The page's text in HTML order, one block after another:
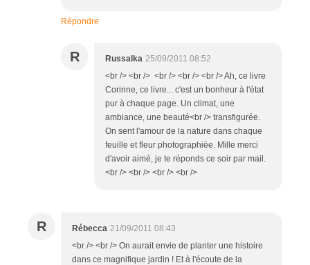
Répondre
R Russalka 25/09/2011 08:52
<br /> <br /> <br /> <br /> <br /> Ah, ce livre
Corinne, ce livre... c'est un bonheur à l'état
pur à chaque page. Un climat, une
ambiance, une beauté<br /> transfigurée.
On sent l'amour de la nature dans chaque
feuille et fleur photographiée. Mille merci
d'avoir aimé, je te réponds ce soir par mail.
<br /> <br /> <br /> <br />
R Rébecca 21/09/2011 08:43
<br /> <br /> On aurait envie de planter une histoire
dans ce magnifique jardin ! Et à l'écoute de la